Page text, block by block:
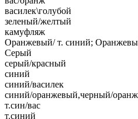
василек\голубой
зеленый/желтый
камуфляж
Оранжевый/ т. синий;
Серый
серый/красный
синий
синий/василек
синий/оранжевый,черный/
т.син/вас
т.синий